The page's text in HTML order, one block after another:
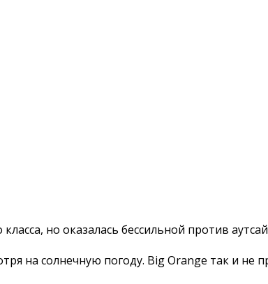
но оказалась бессильной против
на солнечную погоду. Big Orange так и не